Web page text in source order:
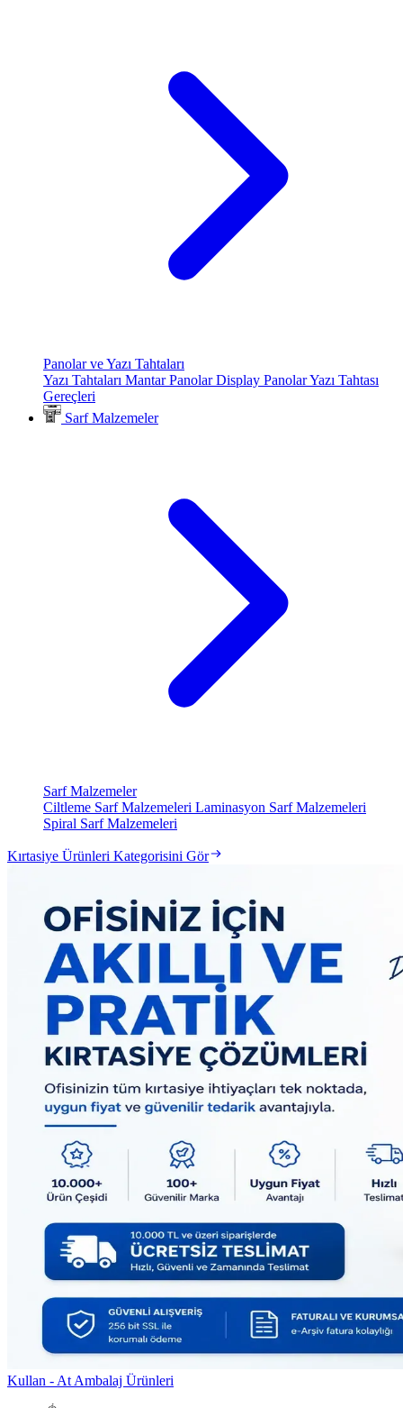
Panolar ve Yazı Tahtaları
Yazı Tahtaları Mantar PanolarDisplay PanolarYazı Tahtası
Gereçleri
Sarf Malzemeler
Sarf Malzemeler
Ciltleme Sarf Malzemeleri Laminasyon Sarf Malzemeleri
Spiral Sarf Malzemeleri
Kırtasiye Ürünleri Kategorisini Gör
Kullan - At Ambalaj Ürünleri